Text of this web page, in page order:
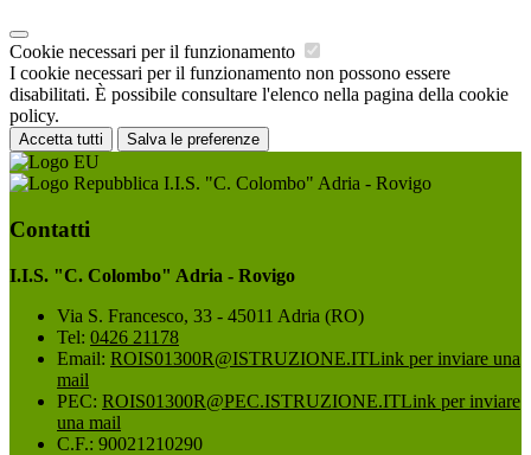
Cookie necessari per il funzionamento
I cookie necessari per il funzionamento non possono essere
disabilitati. È possibile consultare l'elenco nella pagina della cookie
policy.
Accetta tutti Salva le preferenze
I.I.S. "C. Colombo" Adria - Rovigo
Contatti
I.I.S. "C. Colombo" Adria - Rovigo
Via S. Francesco, 33 - 45011 Adria (RO)
Tel: 0426 21178
Email: ROIS01300R@ISTRUZIONE.ITLink per inviare una
mail
PEC: ROIS01300R@PEC.ISTRUZIONE.ITLink per inviare
una mail
C.F.: 90021210290